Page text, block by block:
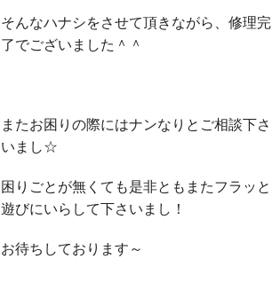
そんなハナシをさせて頂きながら、修理完
了でございました＾＾
またお困りの際にはナンなりとご相談下さ
いまし☆
困りごとが無くても是非ともまたフラッと
遊びにいらして下さいまし！
お待ちしております～